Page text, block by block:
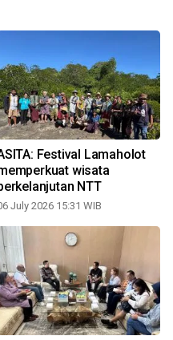
Festival Lamaholot
wisata
NTT
July 2026 15:31 WIB